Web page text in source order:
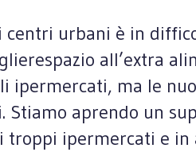
urbani è in
all’extra
ipermercati, ma le
Stiamo aprendo un
troppi ipermercati e